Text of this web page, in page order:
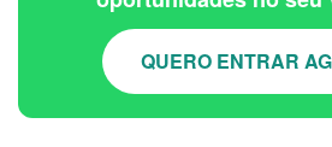
QUERO ENTRAR